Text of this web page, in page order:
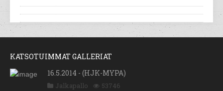
KATSOTUIMMAT GALLERIAT
16.5.2014 - (HJK-MYPA)
Jalkapallo 53746